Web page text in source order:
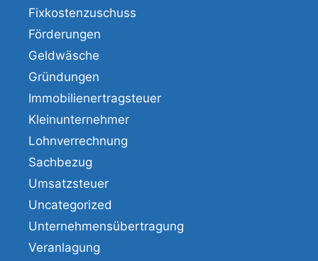
Fixkostenzuschuss
Förderungen
Geldwäsche
Gründungen
Immobilienertragsteuer
Kleinunternehmer
Lohnverrechnung
Sachbezug
Umsatzsteuer
Uncategorized
Unternehmensübertragung
Veranlagung